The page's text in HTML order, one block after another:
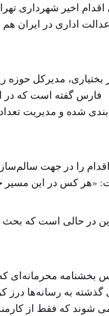
اقدام اخیر شهرداری
اداری در ایران
بختیاری، مدیرکل حوزه
فارس گفته است که در
شده و مدیریت
را در جهت
در حالی است که بحث
بخشنامه‌ محرمانه‌ای
گذشته به رسانه‌ها درز
شوند که فقط از